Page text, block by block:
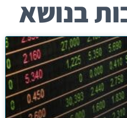
בנושא